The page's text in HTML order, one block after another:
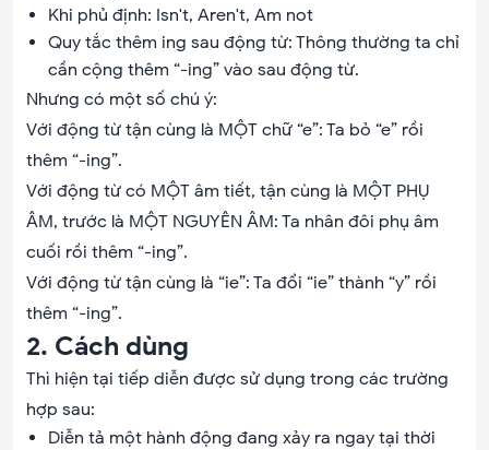
Khi phủ định: Isn't, Aren't, Am not
Quy tắc thêm ing sau động từ: Thông thường ta chỉ
cần cộng thêm “-ing” vào sau động từ.
Nhưng có một số chú ý:
Với động từ tận cùng là MỘT chữ “e”: Ta bỏ “e” rồi
thêm “-ing”.
Với động từ có MỘT âm tiết, tận cùng là MỘT PHỤ
ÂM, trước là MỘT NGUYÊN ÂM: Ta nhân đôi phụ âm
cuối rồi thêm “-ing”.
Với động từ tận cùng là “ie”: Ta đổi “ie” thành “y” rồi
thêm “-ing”.
2. Cách dùng
Thì hiện tại tiếp diễn được sử dụng trong các trường
hợp sau:
Diễn tả một hành động đang xảy ra ngay tại thời